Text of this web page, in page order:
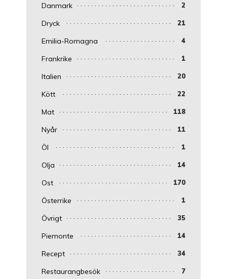
Danmark 2
Dryck 21
Emilia-Romagna 4
Frankrike 1
Italien 20
Kött 22
Mat 118
Nyår 11
Öl 1
Olja 14
Ost 170
Österrike 1
Övrigt 35
Piemonte 14
Recept 34
Restaurangbesök 7